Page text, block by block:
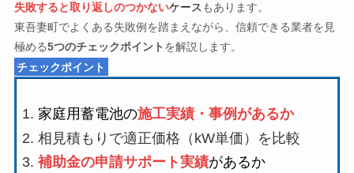
失敗すると取り返しのつかないケース もあります。
東吾妻町でよくある失敗例を踏まえながら、信頼できる業者を見
極める5つのチェックポイント を解説します。
チェックポイント
家庭用蓄電池の施工実績・事例があるか
相見積もりで適正価格（kW単価）を比較
補助金の申請サポート実績があるか